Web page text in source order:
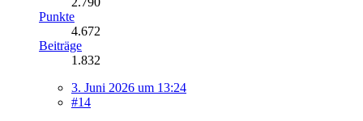
Punkte
4.672
Beiträge
1.832
3. Juni 2026 um 13:24
#14